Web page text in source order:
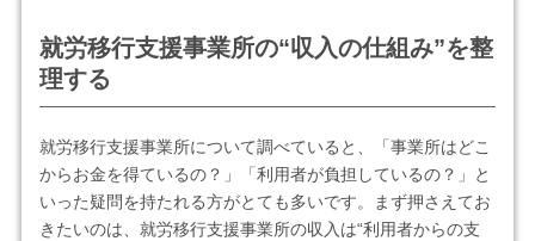
就労移行支援事業所の“収入の仕組み”を整
理する
就労移行支援事業所について調べていると、「事業所はどこ
からお金を得ているの？」「利用者が負担しているの？」と
いった疑問を持たれる方がとても多いです。まず押さえてお
きたいのは、就労移行支援事業所の収入は“利用者からの支